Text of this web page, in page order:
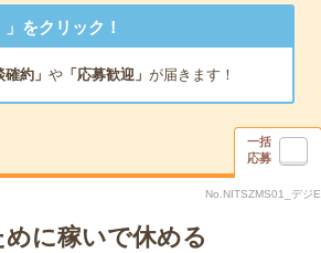
をクリック！
確約」 や「応募歓迎」 が届きます！
一括
応募
No.NITSZMS01_デジE
めに稼いで休める